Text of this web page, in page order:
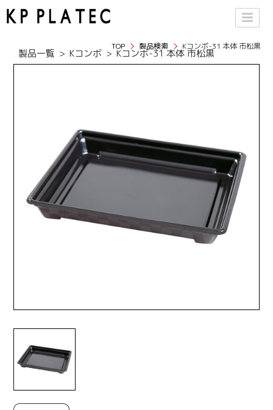
TOP 製品検索 Kコンボ-31 本体 市松黒
製品一覧 Kコンボ Kコンボ-31 本体 市松黒